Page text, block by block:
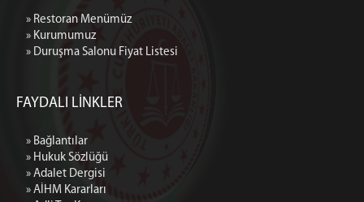
» Restoran Menümüz
» Kurumumuz
» Duruşma Salonu Fiyat Listesi
FAYDALI LİNKLER
» Bağlantılar
» Hukuk Sözlüğü
» Adalet Dergisi
» AİHM Kararları